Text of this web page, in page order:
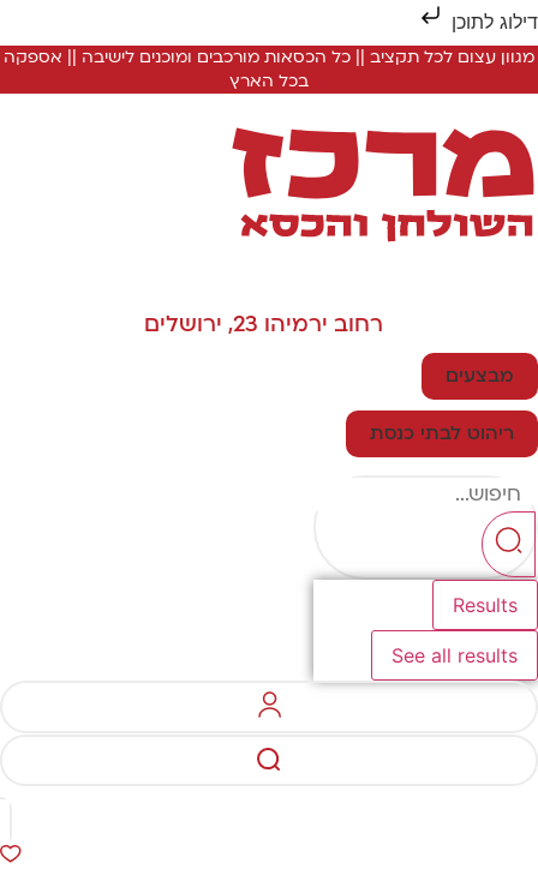
לתוכן
מגוון עצום לכל תקציב || כל הכסאות מורכבים ומוכנים לישיבה || אספקה
בכל הארץ
רחוב ירמיהו 23, ירושלים
מבצעים
ריהוט לבתי כנסת
Results
See all results